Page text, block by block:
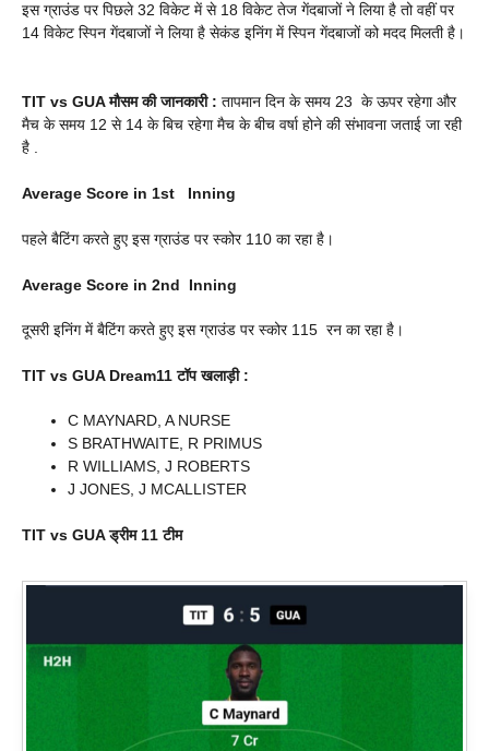
इस ग्राउंड पर पिछले 32 विकेट में से 18 विकेट तेज गेंदबाजों ने लिया है तो वहीं पर
14 विकेट स्पिन गेंदबाजों ने लिया है सेकंड इनिंग में स्पिन गेंदबाजों को मदद मिलती है।
TIT vs GUAमौसम की जानकारी : तापमान दिन के समय 23 के ऊपर रहेगा और
मैच के समय 12 से 14 के बिच रहेगा मैच के बीच वर्षा होने की संभावना जताई जा रही
है .
Average Score in 1st Inning
पहले बैटिंग करते हुए इस ग्राउंड पर स्कोर 110 का रहा है।
Average Score in 2nd Inning
दूसरी इनिंग में बैटिंग करते हुए इस ग्राउंड पर स्कोर 115 रन का रहा है।
TIT vs GUADream11 टॉप खलाड़ी :
C MAYNARD, A NURSE
S BRATHWAITE, R PRIMUS
R WILLIAMS, J ROBERTS
J JONES, J MCALLISTER
TIT vs GUAड्रीम 11 टीम